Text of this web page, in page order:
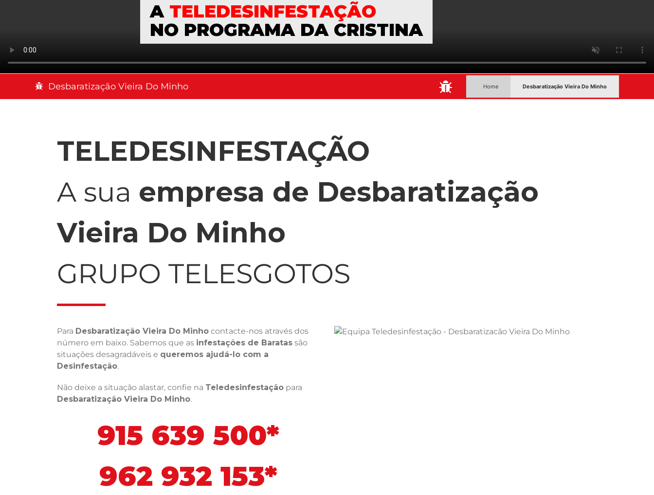
A TELEDESINFESTAÇÃO
NO PROGRAMA DA CRISTINA
Desbaratização Vieira Do Minho : Home Desbaratização Vieira Do Minho
TELEDESINFESTAÇÃO
A sua empresa de Desbaratização
Vieira Do Minho
GRUPO TELESGOTOS
Para Desbaratização Vieira Do Minho contacte-nos através dos
número em baixo. Sabemos que as infestações de Baratas são
situações desagradáveis e queremos ajudá-lo com a
Desinfestação.
Não deixe a situação alastar, confie na Teledesinfestação para
Desbaratização Vieira Do Minho.
915 639 500*
962 932 153*